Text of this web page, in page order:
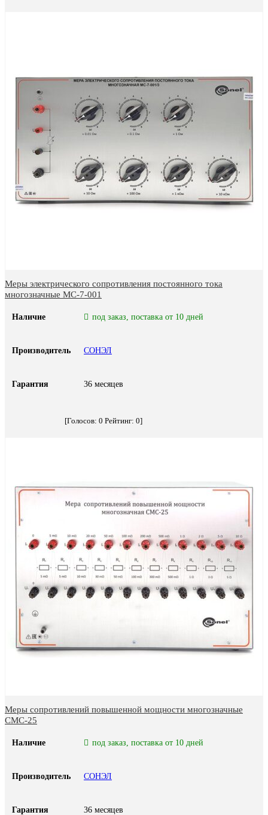
Меры электрического сопротивления постоянного тока
многозначные МС-7-001
Наличие под заказ, поставка от 10 дней
Производитель СОНЭЛ
Гарантия 36 месяцев
[Голосов: 0 Рейтинг: 0]
Меры сопротивлений повышенной мощности многозначные
СМС-25
Наличие под заказ, поставка от 10 дней
Производитель СОНЭЛ
Гарантия 36 месяцев